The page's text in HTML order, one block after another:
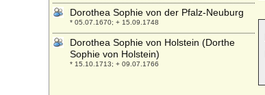
Dorothea Sophie von der Pfalz-Neuburg
* 05.07.1670; + 15.09.1748
Dorothea Sophie von Holstein (Dorthe
Sophie von Holstein)
* 15.10.1713; + 09.07.1766